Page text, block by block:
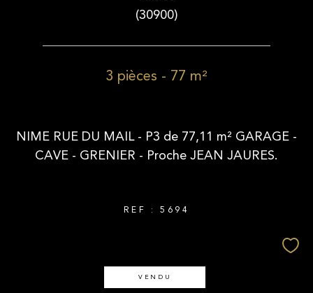
(30900)
3 pièces - 77 m²
NIME RUE DU MAIL - P3 de 77,11 m² GARAGE -
CAVE - GRENIER - Proche JEAN JAURES.
REF : 5694
VENDU